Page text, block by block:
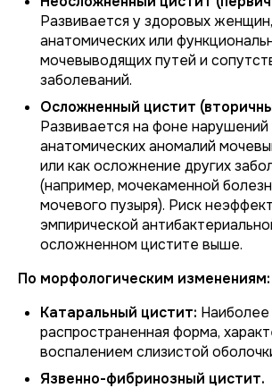
Развивается у здоровых
анатомических или
мочевыводящих путей и
заболеваний.
Осложненный цистит
Развивается на фоне нарушений
анатомических аномалий
или как осложнение других
(например, мочекаменной
мочевого пузыря). Риск
эмпирической
осложненном цистите выше.
По морфологическим изменениям:
Катаральный цистит: Наиболее
распространенная форма,
воспалением слизистой
Язвенно-фибринозный цистит.